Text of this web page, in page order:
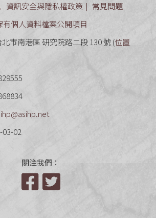
資訊安全與隱私權政策
常見問題
有個人資料檔案公開項目
市南港區 研究院路二段 130 號 (位置
ihp@asihp.net
03-02
關注我們：
Facebook